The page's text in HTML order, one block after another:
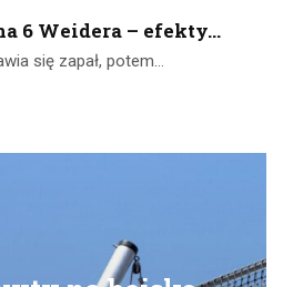
6 Weidera – efekty...
się zapał, potem…